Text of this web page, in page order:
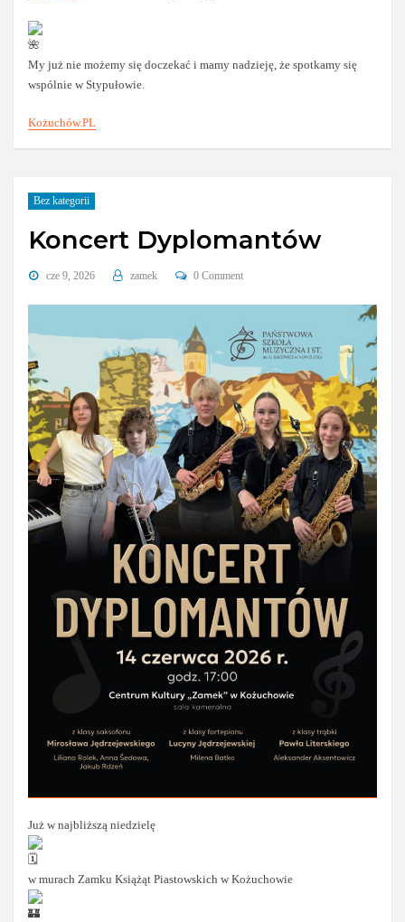
My już nie możemy się doczekać i mamy nadzieję, że spotkamy się
wspólnie w Stypułowie.
Kożuchów.PL
Bez kategorii
Koncert Dyplomantów
cze 9, 2026 zamek 0 Comment
Już w najbliższą niedzielę
w murach Zamku Książąt Piastowskich w Kożuchowie